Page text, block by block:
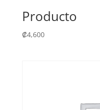
Producto
₡4,600